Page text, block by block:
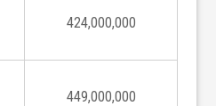
424,000,000
449,000,000